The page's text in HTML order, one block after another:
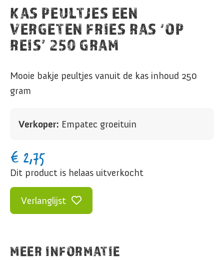
KAS PEULTJES EEN
VERGETEN FRIES RAS ‘OP
REIS’ 250 GRAM
Mooie bakje peultjes vanuit de kas inhoud 250
gram
Verkoper: Empatec groeituin
€ 2,75
Dit product is helaas uitverkocht
Verlanglijst
MEER INFORMATIE